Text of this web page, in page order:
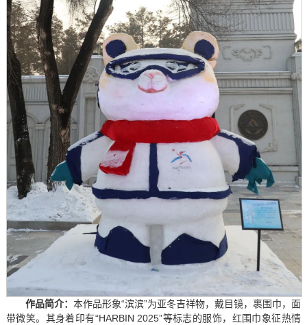
作品简介： 本作品形象“滨滨”为亚冬吉祥物，戴目镜，裹围巾，面
带微笑。其身着印有“HARBIN 2025”等标志的服饰，红围巾象征热情